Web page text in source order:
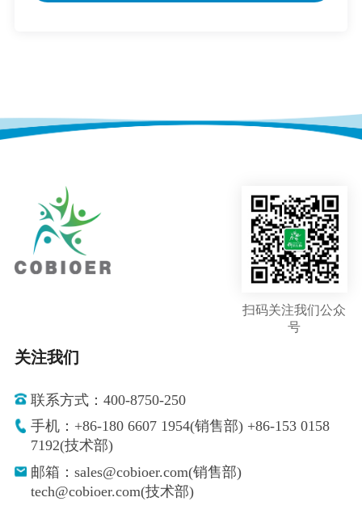
扫码关注我们公众
号
关注我们
联系方式：400-8750-250
手机：+86-180 6607 1954(销售部) +86-153 0158
7192(技术部)
邮箱：sales@cobioer.com(销售部)
tech@cobioer.com(技术部)